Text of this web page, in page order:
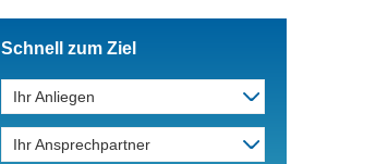
Schnell zum Ziel
Ihr Anliegen
Ihr Ansprechpartner